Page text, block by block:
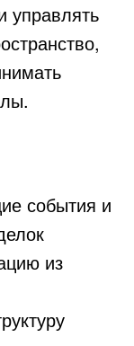
управлять
события и
из